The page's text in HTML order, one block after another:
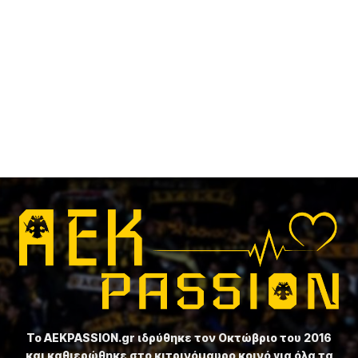
Το ⁦AEKPASSION.gr⁩ ιδρύθηκε τον Οκτώβριο του 2016
και καθιερώθηκε στο κιτρινόμαυρο κοινό για όλα τα